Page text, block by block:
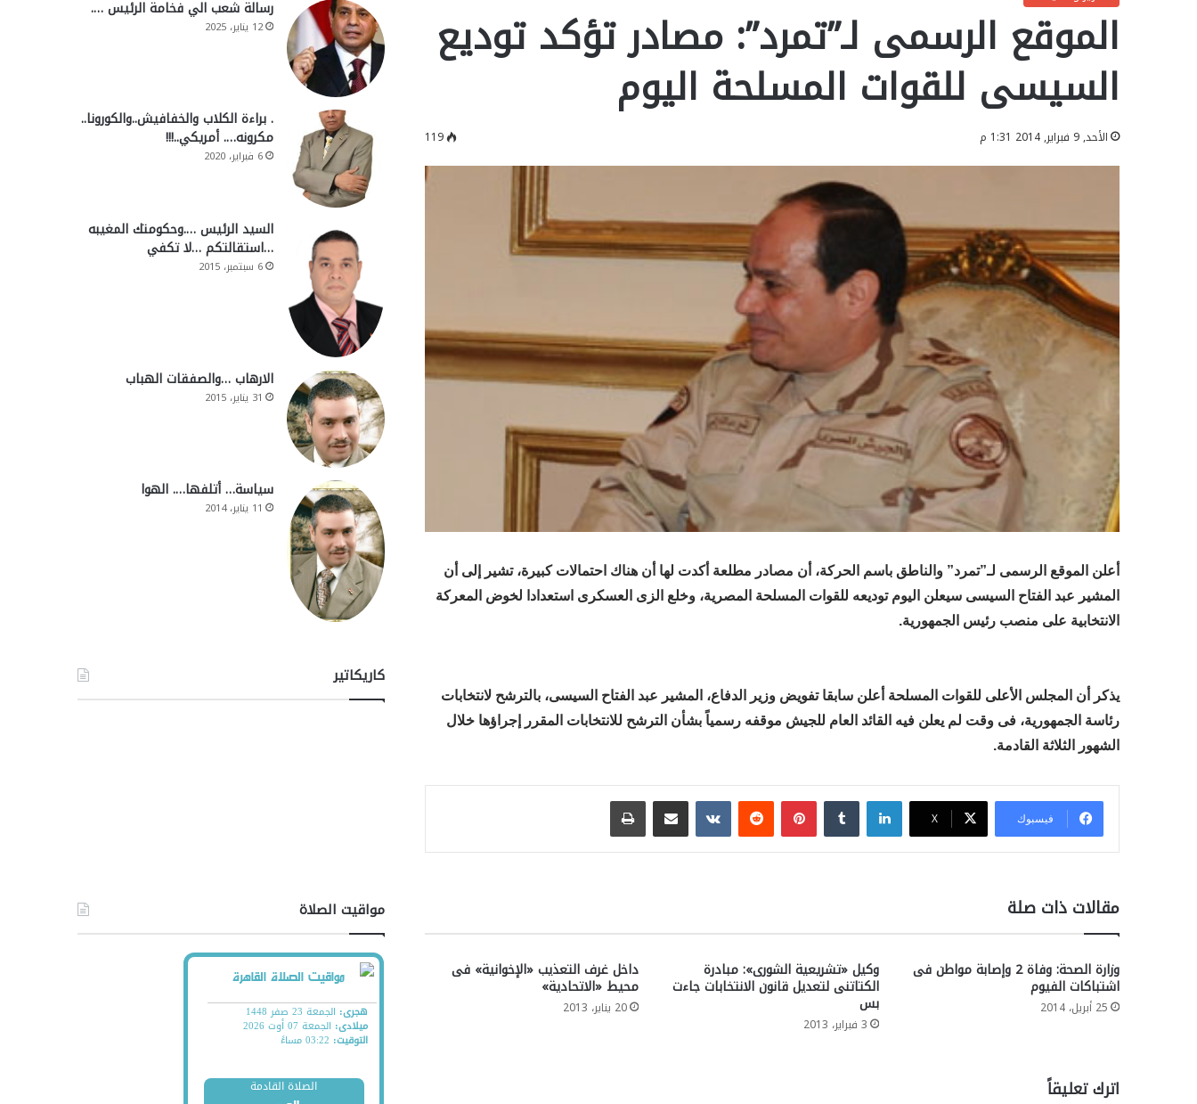
الموقع الرسمى لـ”تمرد”: مصادر تؤكد توديع
السيسى للقوات المسلحة اليوم
الأحد, 9 فبراير, 2014 1:31 م 119
أعلن الموقع الرسمى لـ”تمرد” والناطق باسم الحركة، أن مصادر مطلعة أكدت لها أن هناك احتمالات كبيرة، تشير إلى أن
المشير عبد الفتاح السيسى سيعلن اليوم توديعه للقوات المسلحة المصرية، وخلع الزى العسكرى استعدادا لخوض المعركة
الانتخابية على منصب رئيس الجمهورية.
يذكر أن المجلس الأعلى للقوات المسلحة أعلن سابقا تفويض وزير الدفاع، المشير عبد الفتاح السيسى، بالترشح لانتخابات
رئاسة الجمهورية، فى وقت لم يعلن فيه القائد العام للجيش موقفه رسمياً بشأن الترشح للانتخابات المقرر إجراؤها خلال
الشهور الثلاثة القادمة.
فيسبوك ‫X
لينكدإن بينتيريست مشاركة عبر البريد طباعة
مقالات ذات صلة
وزارة الصحة: وفاة 2 وإصابة مواطن فى
اشتباكات الفيوم
25 أبريل، 2014
وكيل «تشريعية الشورى»: مبادرة
الكتاتنى لتعديل قانون الانتخابات جاءت
بس
3 فبراير، 2013
داخل غرف التعذيب «الإخوانية» فى
محيط «الاتحادية»
20 يناير، 2013
اترك تعليقاً
رسالة شعب الي فخامة الرئيس ….
12 يناير، 2025
. براءة الكلاب والخفافيش..والكورونا..
مكرونه…. أمريكي..!!!
6 فبراير، 2020
السيد الرئيس ….وحكومتك المغيبه
…استقالتكم …لا تكفي
6 سبتمبر، 2015
الارهاب …والصفقات الهباب
31 يناير، 2015
سياسة… أتلفها…. الهوا
11 يناير، 2014
كاريكاتير
مواقيت الصلاة